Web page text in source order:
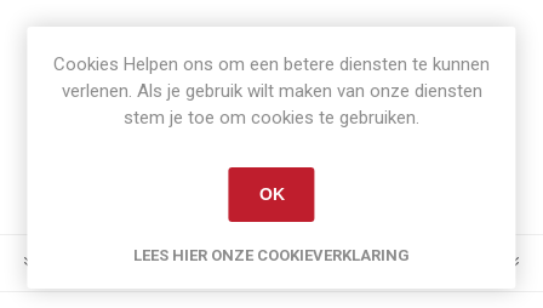
Nieuwsbrief
INFORMATIE
Cookies Helpen ons om een betere diensten te kunnen
verlenen. Als je gebruik wilt maken van onze diensten
stem je toe om cookies te gebruiken.
OK
LEES HIER ONZE COOKIEVERKLARING